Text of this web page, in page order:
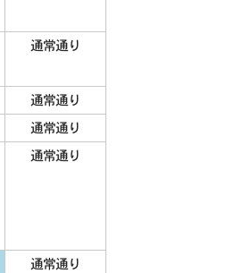
通常通り
通常通り
通常通り
通常通り
通常通り